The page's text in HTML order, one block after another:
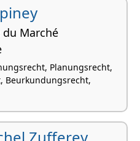
du Marché
Planungsrecht,
Beurkundungsrecht,